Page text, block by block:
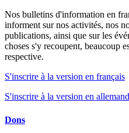
Nos bulletins d'information en
informent sur nos activités, nos
publications, ainsi que sur les
choses s'y recoupent, beaucoup
respective.
S'inscrire à la version en français
S'inscrire à la version en allemand
Dons